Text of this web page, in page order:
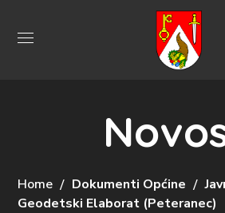
Home Dokumenti Općine
Geodetski Elaborat (Peteranec)